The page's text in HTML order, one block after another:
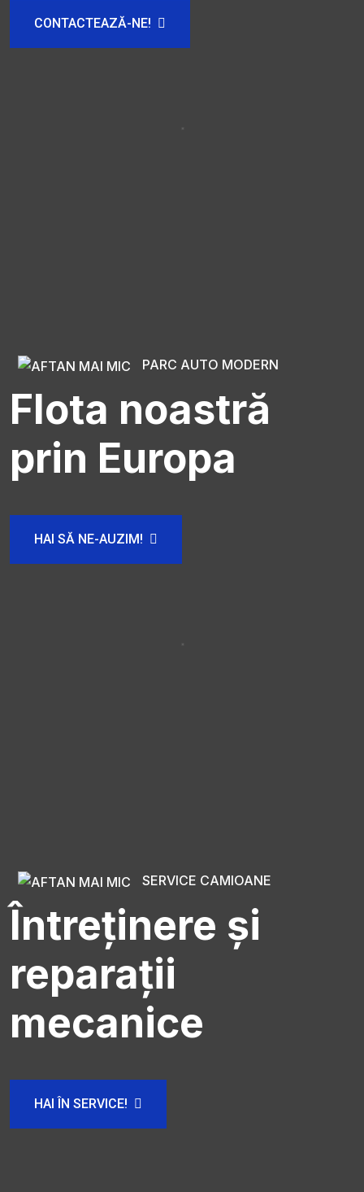
CONTACTEAZĂ-NE!
PARC AUTO MODERN
Flota noastră
prin Europa
HAI SĂ NE-AUZIM!
SERVICE CAMIOANE
Întreținere și
reparații
mecanice
HAI ÎN SERVICE!